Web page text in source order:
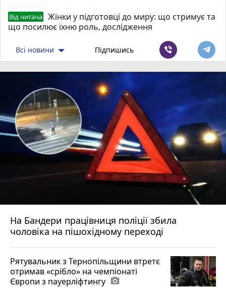
Від читача
Жінки у підготовці до миру: що стримує та
що посилює їхню роль, дослідження
Всі новини Підпишись
На Бандери працівниця поліції збила
чоловіка на пішохідному переході
Рятувальник з Тернопільщини втретє
отримав «срібло» на чемпіонаті
Європи з пауерліфтингу photo_camera